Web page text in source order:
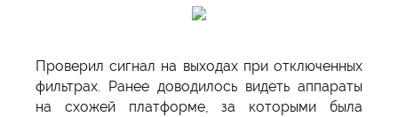
Проверил сигнал на выходах при отключенных
фильтрах. Ранее доводилось видеть аппараты
на схожей платформе, за которыми была